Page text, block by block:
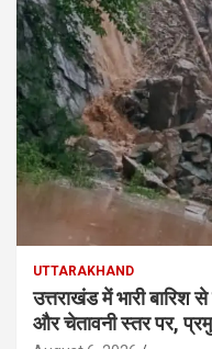
UTTARAKHAND
उत्तराखंड में भारी बारिश
और चेतावनी स्तर पर,